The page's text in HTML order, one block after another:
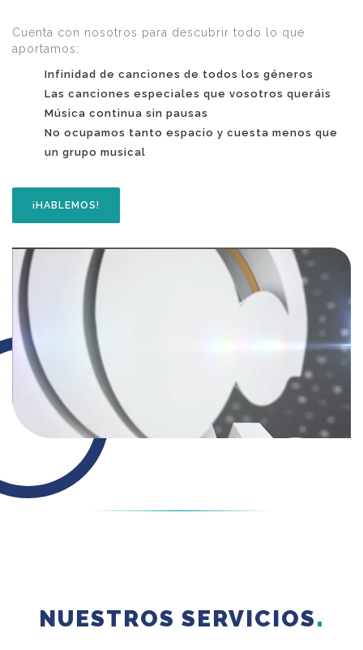
Cuenta con nosotros para descubrir todo lo que
aportamos:
Infinidad de canciones de todos los géneros
Las canciones especiales que vosotros queráis
Música continua sin pausas
No ocupamos tanto espacio y cuesta menos que
un grupo musical
¡HABLEMOS!
NUESTROS SERVICIOS